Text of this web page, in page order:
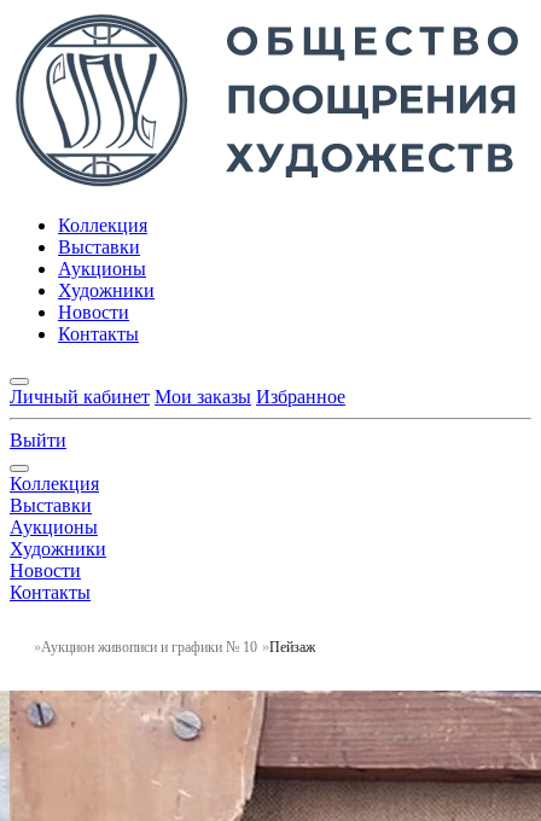
Коллекция
Выставки
Аукционы
Художники
Новости
Контакты
Личный кабинет Мои заказы Избранное
Выйти
Коллекция
Выставки
Аукционы
Художники
Новости
Контакты
Аукцион живописи и графики № 10 Пейзаж